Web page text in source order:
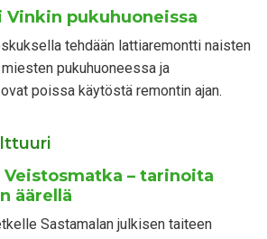
pukuhuoneissa
tehdään lattiaremontti naisten
pukuhuoneessa ja
poissa käytöstä remontin ajan.
– tarinoita
äärellä
Sastamalan julkisen taiteen